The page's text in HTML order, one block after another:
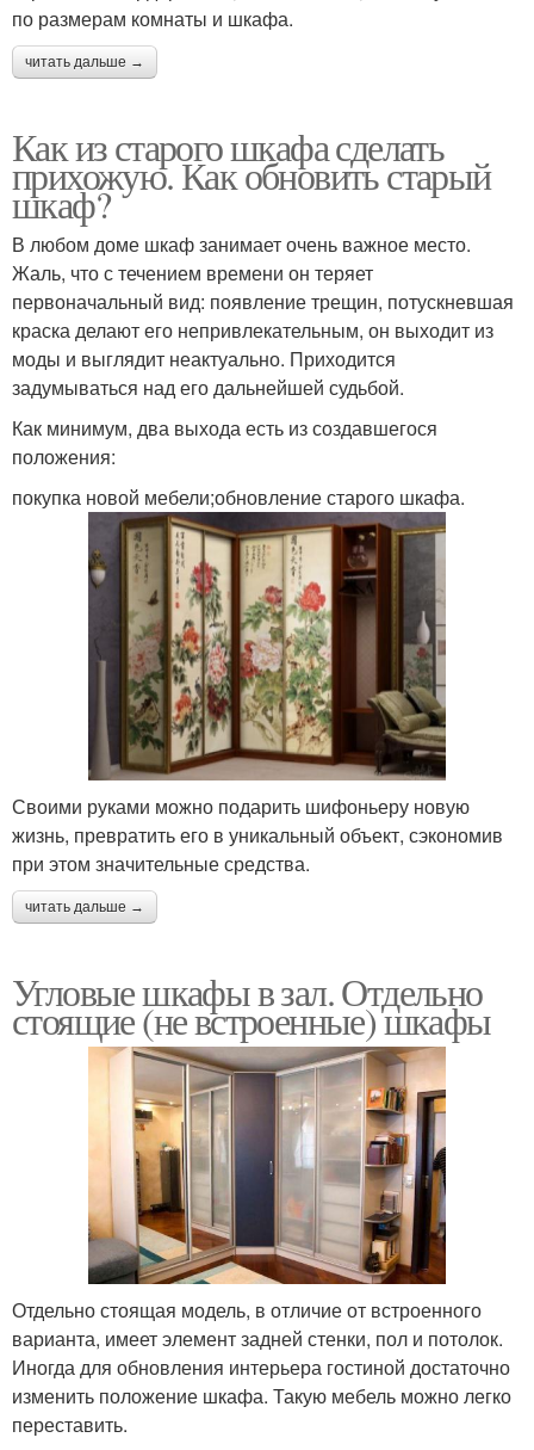
по размерам комнаты и шкафа.
читать дальше →
Как из старого шкафа сделать
прихожую. Как обновить старый
шкаф?
В любом доме шкаф занимает очень важное место.
Жаль, что с течением времени он теряет
первоначальный вид: появление трещин, потускневшая
краска делают его непривлекательным, он выходит из
моды и выглядит неактуально. Приходится
задумываться над его дальнейшей судьбой.
Как минимум, два выхода есть из создавшегося
положения:
покупка новой мебели;обновление старого шкафа.
Своими руками можно подарить шифоньеру новую
жизнь, превратить его в уникальный объект, сэкономив
при этом значительные средства.
читать дальше →
Угловые шкафы в зал. Отдельно
стоящие (не встроенные) шкафы
Отдельно стоящая модель, в отличие от встроенного
варианта, имеет элемент задней стенки, пол и потолок.
Иногда для обновления интерьера гостиной достаточно
изменить положение шкафа. Такую мебель можно легко
переставить.